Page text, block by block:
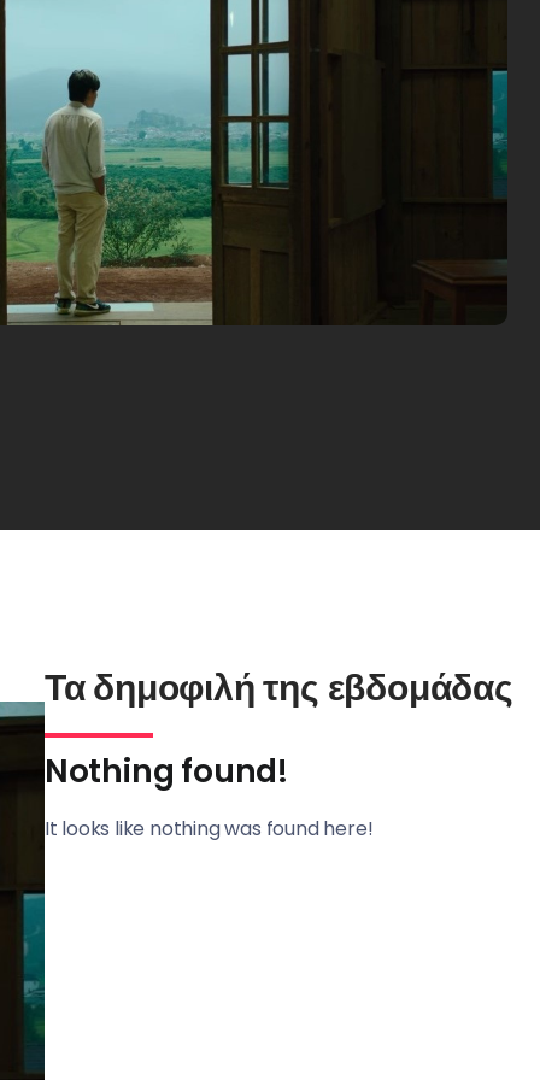
Τα δημοφιλή της εβδομάδας
Nothing found!
It looks like nothing was found here!